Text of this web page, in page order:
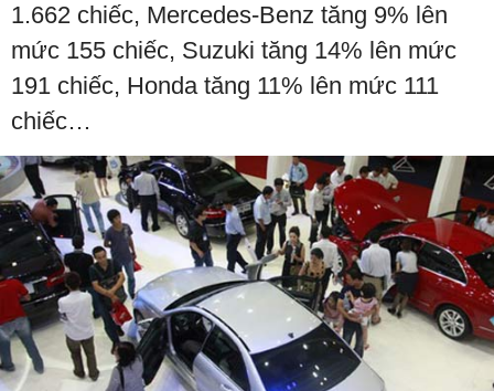
1.662 chiếc, Mercedes-Benz tăng 9% lên
mức 155 chiếc, Suzuki tăng 14% lên mức
191 chiếc, Honda tăng 11% lên mức 111
chiếc…